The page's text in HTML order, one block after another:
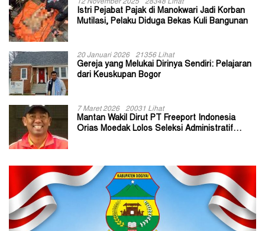
12 November 2025 28348 Lihat
Istri Pejabat Pajak di Manokwari Jadi Korban
Mutilasi, Pelaku Diduga Bekas Kuli Bangunan
20 Januari 2026 21356 Lihat
Gereja yang Melukai Dirinya Sendiri: Pelajaran
dari Keuskupan Bogor
7 Maret 2026 20031 Lihat
Mantan Wakil Dirut PT Freeport Indonesia
Orias Moedak Lolos Seleksi Administratif